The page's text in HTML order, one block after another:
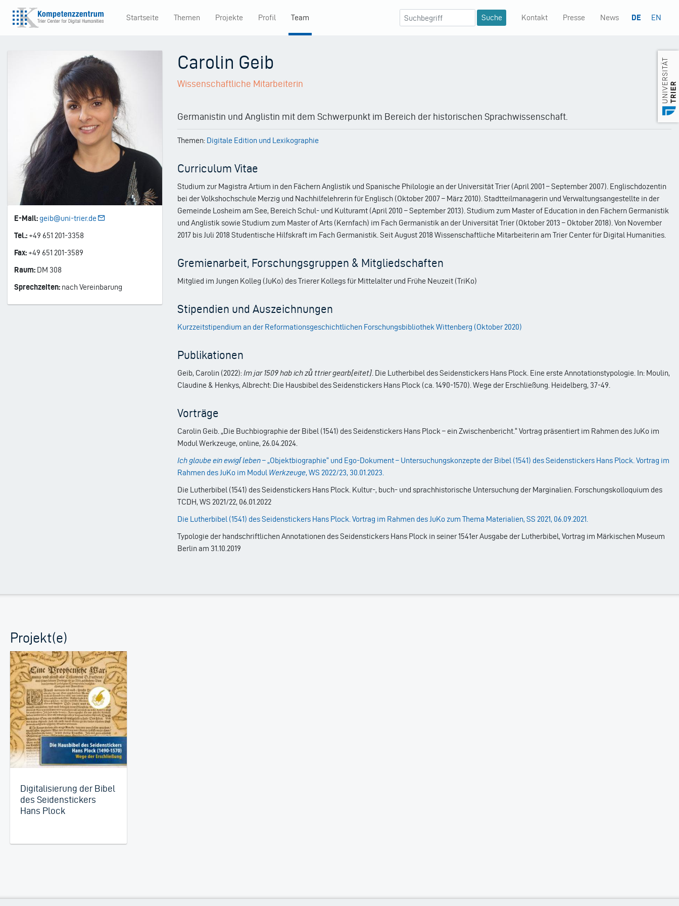
Direkt
zum
Inhalt
navigation
Startseite Themen Projekte Profil Team Kontakt Presse News DE EN
E-Mail: geib@uni-trier.de
Tel.:+49 651 201-3358
Fax:+49 651 201-3589
Raum:DM 308
Sprechzeiten:nach Vereinbarung
Carolin Geib
Wissenschaftliche Mitarbeiterin
Germanistin und Anglistin mit dem Schwerpunkt im Bereich der historischen Sprachwissenschaft.
Themen: Digitale Edition und Lexikographie
Curriculum Vitae
Studium zur Magistra Artium in den Fächern Anglistik und Spanische Philologie an der Universität Trier (April 2001 – September 2007). Englischdozentin
bei der Volkshochschule Merzig und Nachhilfelehrerin für Englisch (Oktober 2007 – März 2010). Stadtteilmanagerin und Verwaltungsangestellte in der
Gemeinde Losheim am See, Bereich Schul- und Kulturamt (April 2010 – September 2013). Studium zum Master of Education in den Fächern Germanistik
und Anglistik sowie Studium zum Master of Arts (Kernfach) im Fach Germanistik an der Universität Trier (Oktober 2013 – Oktober 2018). Von November
2017 bis Juli 2018 Studentische Hilfskraft im Fach Germanistik. Seit August 2018 Wissenschaftliche Mitarbeiterin am Trier Center für Digital Humanities.
Gremienarbeit, Forschungsgruppen & Mitgliedschaften
Mitglied im Jungen Kolleg (JuKo) des Trierer Kollegs für Mittelalter und Frühe Neuzeit (TriKo)
Stipendien und Auszeichnungen
Kurzzeitstipendium an der Reformationsgeschichtlichen Forschungsbibliothek Wittenberg (Oktober 2020)
Publikationen
Geib, Carolin (2022):Im jar 1509 hab ich zů ttrier gearb[eitet] . Die Lutherbibel des Seidenstickers Hans Plock. Eine erste Annotationstypologie. In: Moulin,
Claudine & Henkys, Albrecht: Die Hausbibel des Seidenstickers Hans Plock (ca. 1490-1570). Wege der Erschließung. Heidelberg, 37-49.
Vorträge
Carolin Geib. „Die Buchbiographie der Bibel (1541) des Seidenstickers Hans Plock – ein Zwischenbericht.“ Vortrag präsentiert im Rahmen des JuKo im
Modul Werkzeuge, online, 26.04.2024.
Ich glaube ein ewigſ leben–„Objektbiographie“ und Ego-Dokument – Untersuchungskonzepte der Bibel (1541) des Seidenstickers Hans Plock. Vortrag im
Rahmen des JuKo im Modul Werkzeuge, WS 2022/23, 30.01.2023.
Die Lutherbibel (1541) des Seidenstickers Hans Plock. Kultur-, buch- und sprachhistorische Untersuchung der Marginalien. Forschungskolloquium des
TCDH, WS 2021/22, 06.01.2022
Die Lutherbibel (1541) des Seidenstickers Hans Plock. Vortrag im Rahmen des JuKo zum Thema Materialien, SS 2021, 06.09.2021.
Typologie der handschriftlichen Annotationen des Seidenstickers Hans Plock in seiner 1541er Ausgabe der Lutherbibel, Vortrag im Märkischen Museum
Berlin am 31.10.2019
Projekt(e)
Digitalisierung der Bibel
des Seidenstickers
Hans Plock